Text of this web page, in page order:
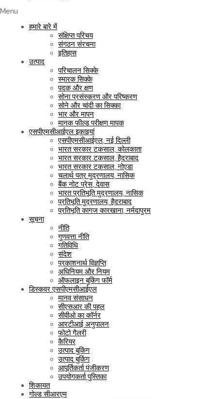
Menu
हमारे बारे में
संक्षिप्त परिचय
संगठन संरचना
इतिहास
उत्पाद
परिचालन सिक्के
स्मारक सिक्के
पदक और क्षण
सोना प्रसंस्करण और परिष्करण
सोने और चांदी का सिक्का
भार और मापन
मानक फील्ड परीक्षण मापक
एसपीएमसीआईएल इकाइयां
एसपीएमसीआईएल, नई दिल्ली
भारत सरकार टकसाल, कोलकाता
भारत सरकार टकसाल, हैदराबाद
भारत सरकार टकसाल, नोएडा
चलार्थ पत्र मुद्रणालय, नासिक
बैंक नोट प्रेस, देवास
भारत प्रतिभूति मुद्रणालय, नासिक
प्रतिभूति मुद्रणालय, हैदराबाद
प्रतिभूति कागज कारखाना, नर्मदापुरम
सूचना
नीति
गुणवत्ता नीति
गतिविधि
संदेश
प्रकाशनार्थ विज्ञप्ति
अधिनियम और नियम
ऑफलाइन बुकिंग फॉर्म
डिस्कवर एसपीएमसीआईएल
मानव संसाधन
सीएसआर की पहल
सीवीओ का कॉर्नर
आरटीआई अनुपालन
फोटो गैलरी
कैरियर
उत्पाद बुकिंग
उत्पाद बुकिंग
आपूर्तिकर्ता पंजीकरण
उपयोगकर्ता पुस्तिका
शिकायत
गोल्ड सीआरएम